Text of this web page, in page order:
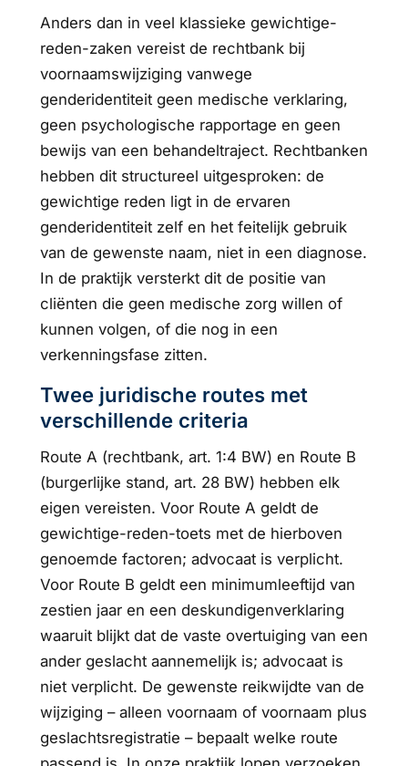
Anders dan in veel klassieke gewichtige-
reden-zaken vereist de rechtbank bij
voornaamswijziging vanwege
genderidentiteit geen medische verklaring,
geen psychologische rapportage en geen
bewijs van een behandeltraject. Rechtbanken
hebben dit structureel uitgesproken: de
gewichtige reden ligt in de ervaren
genderidentiteit zelf en het feitelijk gebruik
van de gewenste naam, niet in een diagnose.
In de praktijk versterkt dit de positie van
cliënten die geen medische zorg willen of
kunnen volgen, of die nog in een
verkenningsfase zitten.
Twee juridische routes met
verschillende criteria
Route A (rechtbank, art. 1:4 BW) en Route B
(burgerlijke stand, art. 28 BW) hebben elk
eigen vereisten. Voor Route A geldt de
gewichtige-reden-toets met de hierboven
genoemde factoren; advocaat is verplicht.
Voor Route B geldt een minimumleeftijd van
zestien jaar en een deskundigenverklaring
waaruit blijkt dat de vaste overtuiging van een
ander geslacht aannemelijk is; advocaat is
niet verplicht. De gewenste reikwijdte van de
wijziging – alleen voornaam of voornaam plus
geslachtsregistratie – bepaalt welke route